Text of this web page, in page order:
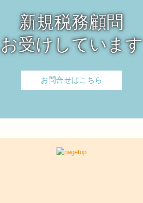
新規税務顧問
お受けしています
お問合せはこちら